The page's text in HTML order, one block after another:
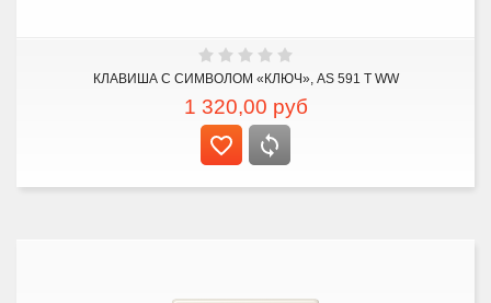
КЛАВИША С СИМВОЛОМ «КЛЮЧ», AS 591 T WW
1 320,00 руб